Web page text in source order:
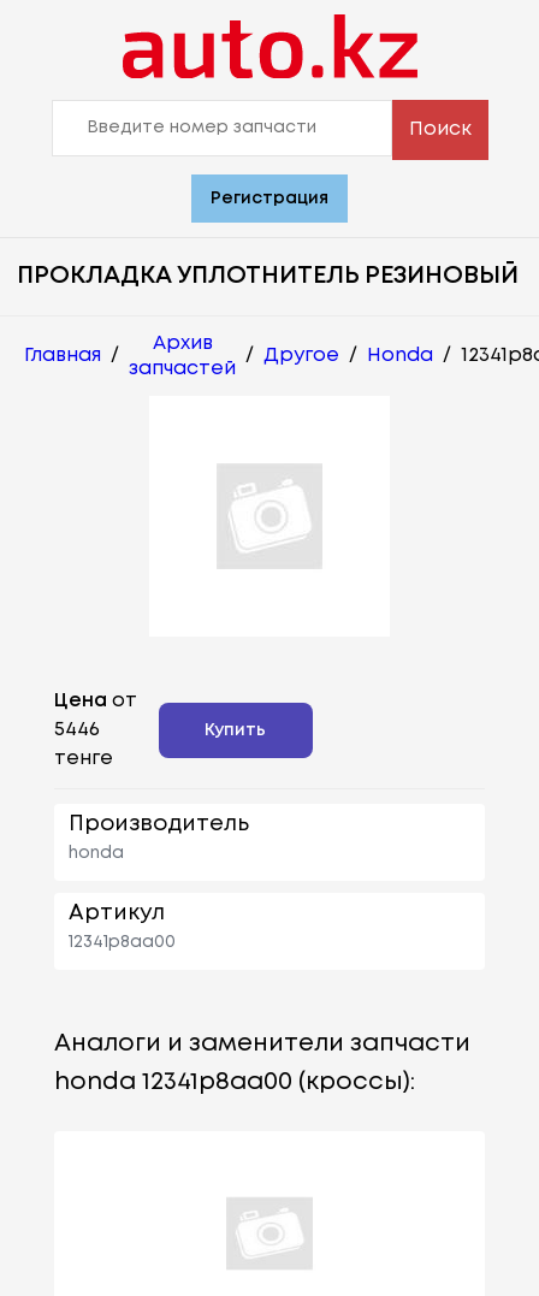
Поиск
Регистрация
ПРОКЛАДКА УПЛОТНИТЕЛЬ РЕЗИНОВЫЙ
Главная /
Архив
запчастей
/ Другое / Honda /
Цена от
5446
тенге
Купить
Производитель
honda
Артикул
12341p8aa00
Аналоги и заменители запчасти
honda 12341p8aa00 (кроссы):